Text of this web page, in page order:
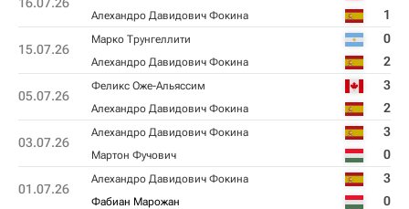
Алехандро Давидович Фокина 1
15.07.26
Марко Трунгеллити 0
Алехандро Давидович Фокина 2
05.07.26
Феликс Оже-Альяссим 3
Алехандро Давидович Фокина 2
03.07.26
Алехандро Давидович Фокина 3
Мартон Фучович 0
01.07.26
Алехандро Давидович Фокина 3
Фабиан Марожан 0